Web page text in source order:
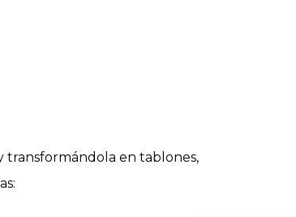
transformándola en tablones,